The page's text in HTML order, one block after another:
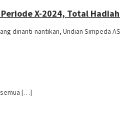
X-2024, Total
dinanti-nantikan, Undian Simpeda
semua […]